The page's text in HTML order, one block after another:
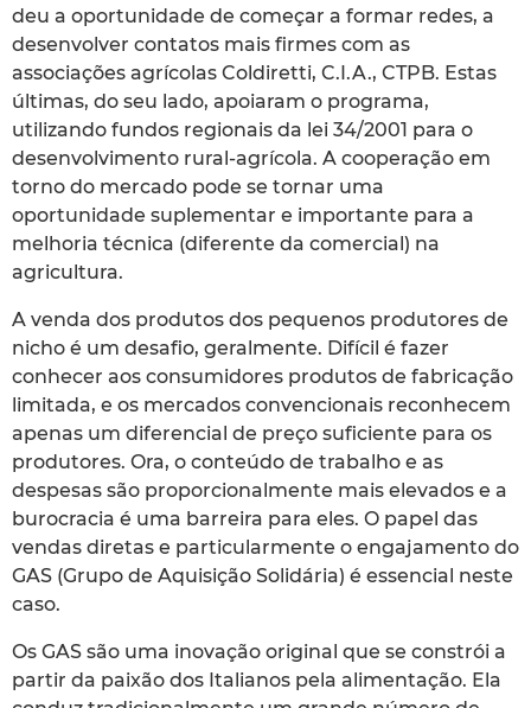
deu a oportunidade de começar a formar redes, a
desenvolver contatos mais firmes com as
associações agrícolas Coldiretti, C.I.A., CTPB. Estas
últimas, do seu lado, apoiaram o programa,
utilizando fundos regionais da lei 34/2001 para o
desenvolvimento rural-agrícola. A cooperação em
torno do mercado pode se tornar uma
oportunidade suplementar e importante para a
melhoria técnica (diferente da comercial) na
agricultura.
A venda dos produtos dos pequenos produtores de
nicho é um desafio, geralmente. Difícil é fazer
conhecer aos consumidores produtos de fabricação
limitada, e os mercados convencionais reconhecem
apenas um diferencial de preço suficiente para os
produtores. Ora, o conteúdo de trabalho e as
despesas são proporcionalmente mais elevados e a
burocracia é uma barreira para eles. O papel das
vendas diretas e particularmente o engajamento do
GAS (Grupo de Aquisição Solidária) é essencial neste
caso.
Os GAS são uma inovação original que se constrói a
partir da paixão dos Italianos pela alimentação. Ela